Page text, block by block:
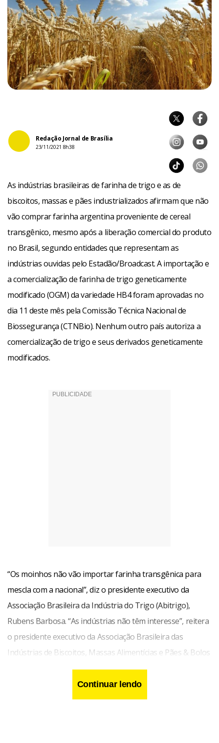
Redação Jornal de Brasília
23/11/2021 8h38
As indústrias brasileiras de farinha de trigo e as de
biscoitos, massas e pães industrializados afirmam que não
vão comprar farinha argentina proveniente de cereal
transgênico, mesmo após a liberação comercial do produto
no Brasil, segundo entidades que representam as
indústrias ouvidas pelo Estadão/Broadcast. A importação e
a comercialização de farinha de trigo geneticamente
modificado (OGM) da variedade HB4 foram aprovadas no
dia 11 deste mês pela Comissão Técnica Nacional de
Biossegurança (CTNBio). Nenhum outro país autoriza a
comercialização de trigo e seus derivados geneticamente
modificados.
“Os moinhos não vão importar farinha transgênica para
mescla com a nacional”, diz o presidente executivo da
Associação Brasileira da Indústria do Trigo (Abitrigo),
Rubens Barbosa. “As indústrias não têm interesse”, reitera
o presidente executivo da Associação Brasileira das
Indústrias de Biscoitos, Massas Alimentícias e Pães & Bolos
Industrializados (Abimapi), Claudio Zanão. A compra de
trigo e de farinha de cereal convencional do País vai
continuar normalmente, segundo as entidades.
Continuar lendo